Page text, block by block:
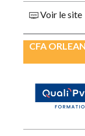
Voir le site
CFA